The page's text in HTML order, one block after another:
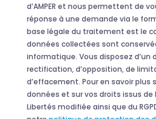
d’AMPER et nous permettent de
réponse à une demande via le
base légale du traitement est le
données collectées sont
informatique. Vous disposez d’un
rectification, d’opposition, de
d’effacement. Pour en savoir plus
données et sur vos droits issus
Libertés modifiée ainsi que du